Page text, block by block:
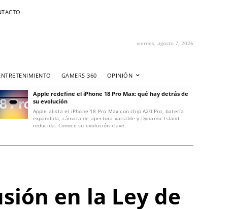
viernes, agosto 7, 2026
GAMERS 360 OPINIÓN
Apple redefine el iPhone 18 Pro Max: qué hay detrás de
su evolución
Apple alista el iPhone 18 Pro Max con chip A20 Pro, batería
expandida, cámara de apertura variable y Dynamic Island
reducida. Conoce su evolución clave.
en la Ley de